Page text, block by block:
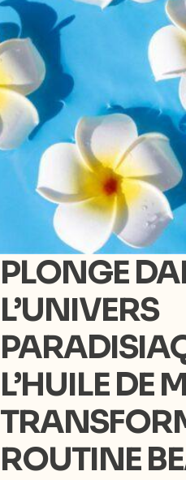
PLONGE
L’UNIVERS
L’HUILE DE
ROUTINE